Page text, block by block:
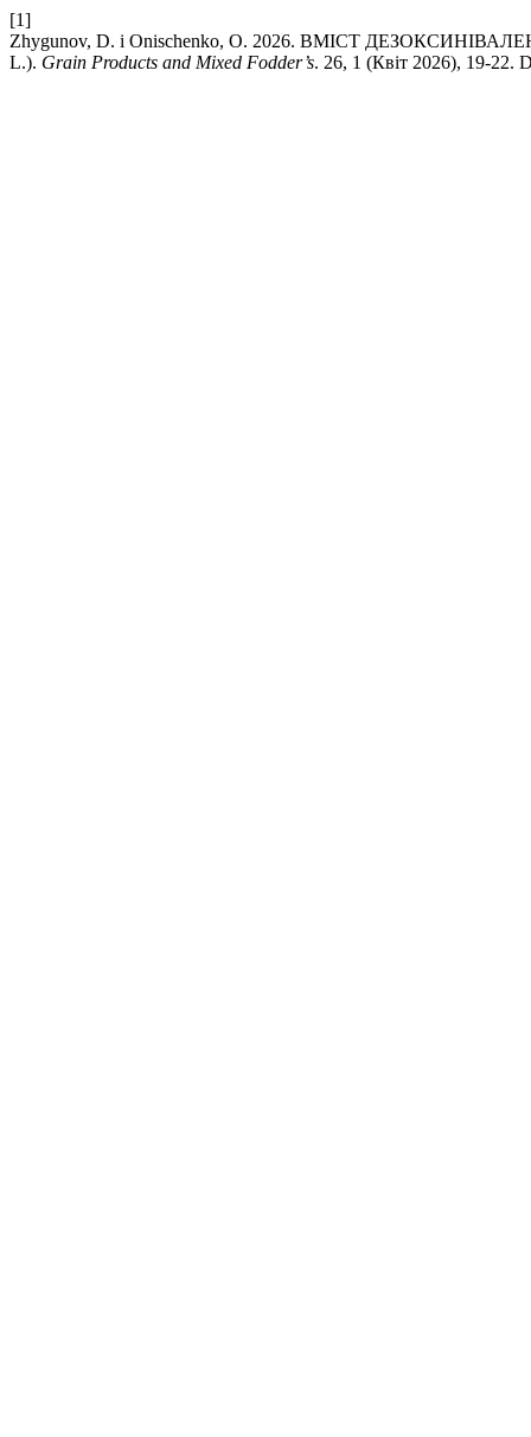
[1]
Zhygunov, D. і Onischenko, O. 2026. ВМІСТ
L.). Grain Products and Mixed Fodder’s. 26, 1 (Квіт 2026), 19-22.